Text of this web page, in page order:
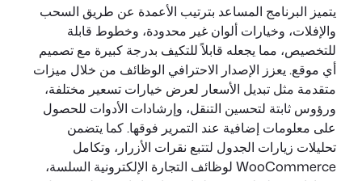
يتميز البرنامج المساعد بترتيب الأعمدة عن طريق السحب
والإفلات، وخيارات ألوان غير محدودة، وخطوط قابلة
للتخصيص، مما يجعله قابلاً للتكيف بدرجة كبيرة مع تصميم
أي موقع. يعزز الإصدار الاحترافي الوظائف من خلال ميزات
متقدمة مثل تبديل الأسعار لعرض خيارات تسعير مختلفة،
ورؤوس ثابتة لتحسين التنقل، وإرشادات الأدوات للحصول
على معلومات إضافية عند التمرير فوقها. كما يتضمن
تحليلات زيارات الجدول لتتبع نقرات الأزرار، وتكامل
WooCommerce لوظائف التجارة الإلكترونية السلسة،